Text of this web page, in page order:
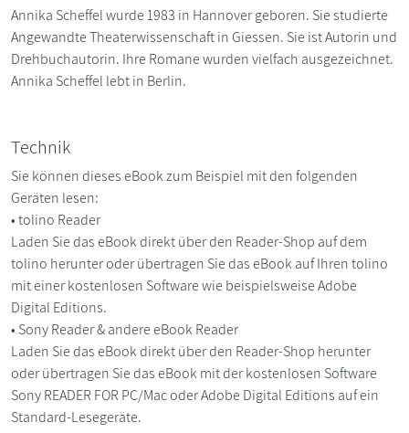
Annika Scheffel wurde 1983 in Hannover geboren. Sie studierte
Angewandte Theaterwissenschaft in Giessen. Sie ist Autorin und
Drehbuchautorin. Ihre Romane wurden vielfach ausgezeichnet.
Annika Scheffel lebt in Berlin.
Technik
Sie können dieses eBook zum Beispiel mit den folgenden
Geräten lesen:
• tolino Reader
Laden Sie das eBook direkt über den Reader-Shop auf dem
tolino herunter oder übertragen Sie das eBook auf Ihren tolino
mit einer kostenlosen Software wie beispielsweise Adobe
Digital Editions.
• Sony Reader & andere eBook Reader
Laden Sie das eBook direkt über den Reader-Shop herunter
oder übertragen Sie das eBook mit der kostenlosen Software
Sony READER FOR PC/Mac oder Adobe Digital Editions auf ein
Standard-Lesegeräte.